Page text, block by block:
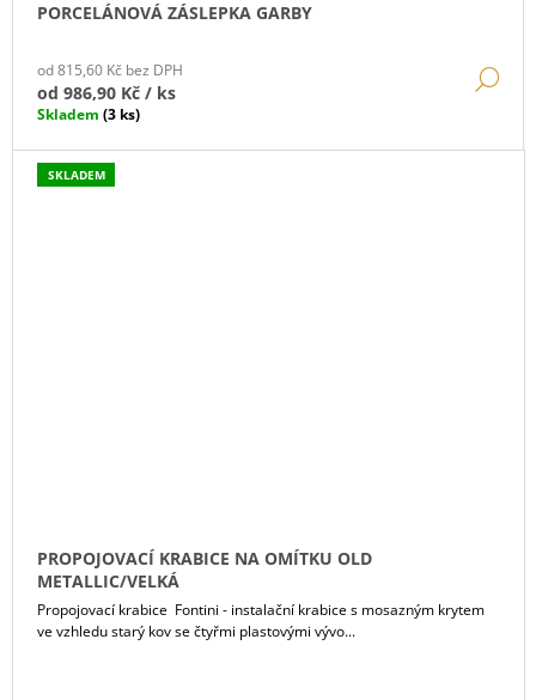
PORCELÁNOVÁ ZÁSLEPKA GARBY
od 815,60 Kč bez DPH
od 986,90 Kč / ks
Skladem (3 ks)
SKLADEM
PROPOJOVACÍ KRABICE NA OMÍTKU OLD
METALLIC/VELKÁ
Propojovací krabice Fontini - instalační krabice s mosazným krytem
ve vzhledu starý kov se čtyřmi plastovými vývo...